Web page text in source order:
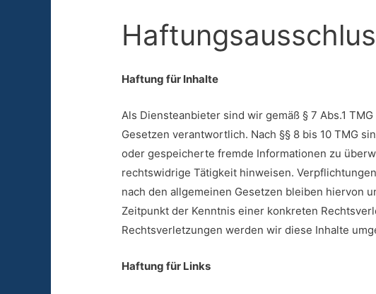
Haftung für Inhalte
Als Diensteanbieter sind wir gemäß § 7 Abs.1
Gesetzen verantwortlich. Nach §§ 8 bis 10 TMG
oder gespeicherte fremde Informationen zu
rechtswidrige Tätigkeit hinweisen.
nach den allgemeinen Gesetzen bleiben hiervon
Zeitpunkt der Kenntnis einer konkreten
Rechtsverletzungen werden wir diese Inhalte
Haftung für Links